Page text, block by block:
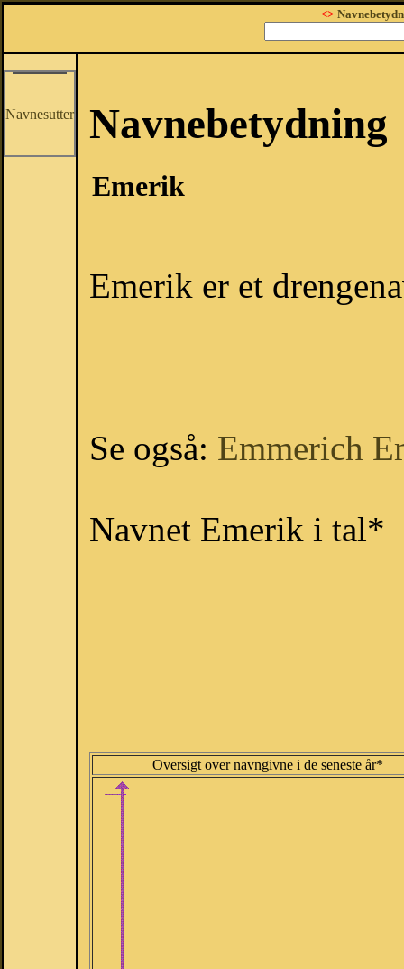
<>
Navnesutter Navnebetydning
Emerik
Emerik er et
Se også: Emmerich
Navnet Emerik i tal*
Oversigt over navngivne i de seneste år*